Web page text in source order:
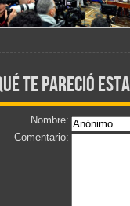
te pareció
Nombre:
Comentario: